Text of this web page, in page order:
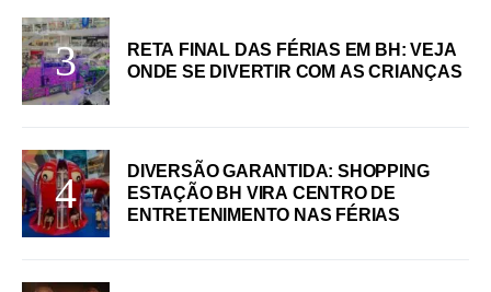
RETA FINAL DAS FÉRIAS EM BH: VEJA
ONDE SE DIVERTIR COM AS CRIANÇAS
DIVERSÃO GARANTIDA: SHOPPING
ESTAÇÃO BH VIRA CENTRO DE
ENTRETENIMENTO NAS FÉRIAS